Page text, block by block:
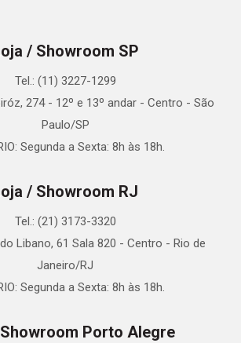
/ Showroom SP
Tel.: (11) 3227-1299
274 - 12º e 13º andar - Centro - São
Paulo/SP
Segunda a Sexta: 8h às 18h.
/ Showroom RJ
Tel.: (21) 3173-3320
Libano, 61 Sala 820 - Centro - Rio de
Janeiro/RJ
Segunda a Sexta: 8h às 18h.
Porto Alegre